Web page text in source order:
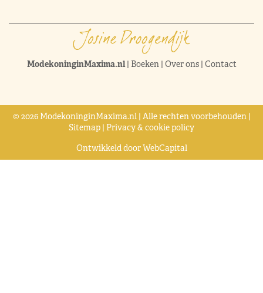
ModekoninginMaxima.nl| Boeken| Over ons| Contact
© 2026 ModekoninginMaxima.nl | Alle rechten voorbehouden |
Sitemap | Privacy & cookie policy
Ontwikkeld doorWebCapital